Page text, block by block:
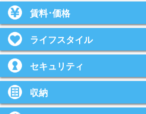
賃料･価格
ライフスタイル
セキュリティ
収納